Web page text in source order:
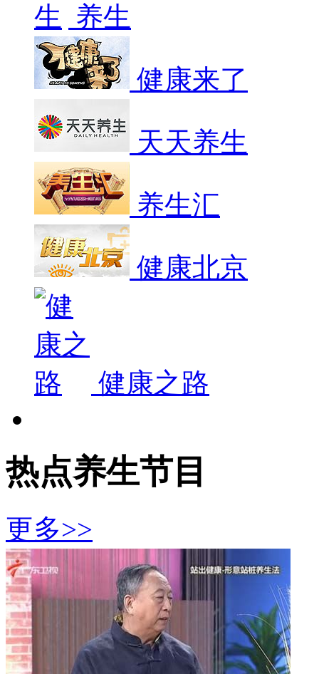
养生
健康来了
天天养生
养生汇
健康北京
健康之路
热点养生节目
更多>>